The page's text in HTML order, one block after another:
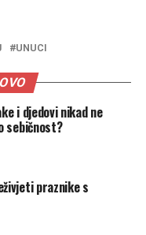
UNUCI
i djedovi nikad ne
sebičnost?
praznike s